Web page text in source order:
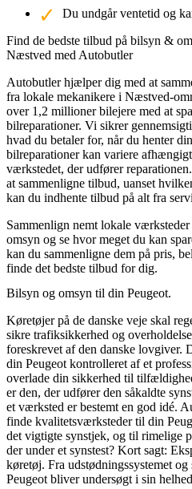
Du undgår ventetid og
Find de bedste tilbud på bilsyn &
Næstved med Autobutler
Autobutler hjælper dig med at
fra lokale mekanikere i Næstved-
over 1,2 millioner bilejere med at
bilreparationer. Vi sikrer
hvad du betaler for, når du henter
bilreparationer kan variere
værkstedet, der udfører
at sammenligne tilbud, uanset
kan du indhente tilbud på alt fra
Sammenlign nemt lokale
omsyn og se hvor meget du kan
kan du sammenligne dem på pris,
finde det bedste tilbud for dig.
Bilsyn og omsyn til din Peugeot.
Køretøjer på de danske veje skal
sikre trafiksikkerhed og
foreskrevet af den danske lovgiver.
din Peugeot kontrolleret af et
overlade din sikkerhed til
er den, der udfører den såkaldte
et værksted er bestemt en god idé.
finde kvalitetsværksteder til din
det vigtigte synstjek, og til rimelige
der under et synstest? Kort sagt:
køretøj. Fra udstødningssystemet
Peugeot bliver undersøgt i sin